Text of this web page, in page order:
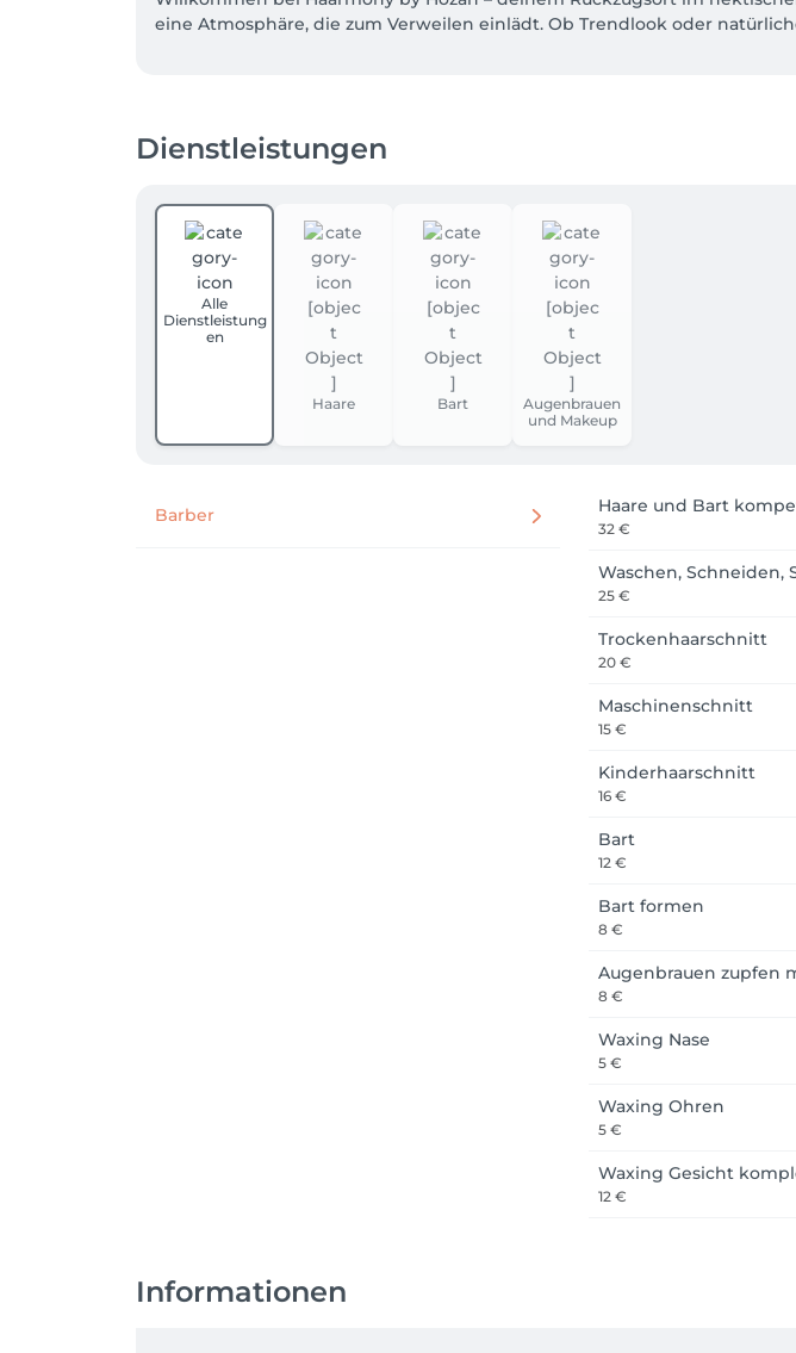
eine Atmosphäre, die zum Verweilen einlädt. Ob Trendlook oder
Dienstleistungen
Alle
Dienstleistung
en
Haare Bart
Augenbrauen
und Makeup
Barber Haare und Bart
32 €
Waschen, Schneiden,
25 €
Trockenhaarschnitt
20 €
Maschinenschnitt
15 €
Kinderhaarschnitt
16 €
Bart
12 €
Bart formen
8 €
Augenbrauen zupfen
8 €
Waxing Nase
5 €
Waxing Ohren
5 €
Waxing Gesicht
12 €
Informationen